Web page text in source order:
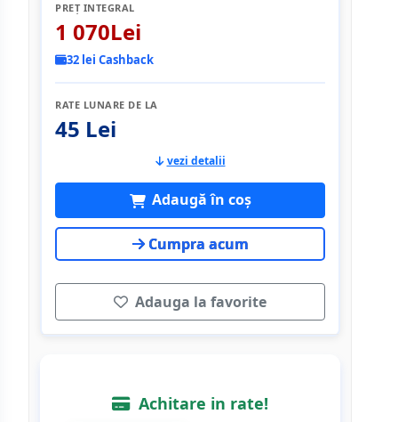
PREȚ INTEGRAL
1 070Lei
32 lei Cashback
RATE LUNARE DE LA
45 Lei
vezi detalii
Adaugă în coș
Cumpra acum
Adauga la favorite
Achitare in rate!